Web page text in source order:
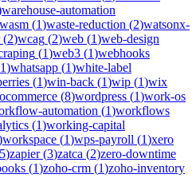
warehouse-automation
wasm (1)waste-reduction (2)watsonx-
(2)wcag (2)web (1)web-design
(1)web3 (1)webhooks
1)whatsapp (1)white-label
(1)win-back (1)wip (1)wix
(8)wordpress (1)work-os
automation (1)workflows
(1)working-capital
workspace (1)wps-payroll (1)xero
5)zapier(3)zatca (2)zero-downtime
(1)zoho-crm (1)zoho-inventory